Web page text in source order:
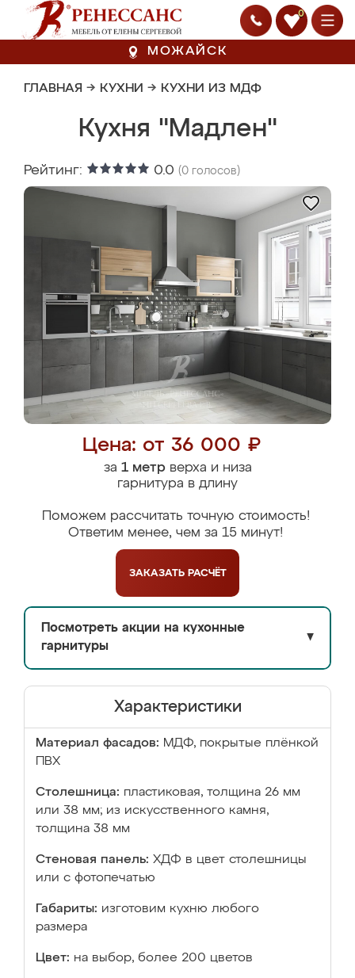
0
МОЖАЙСК
ГЛАВНАЯ → КУХНИ → КУХНИ ИЗ МДФ
Кухня "Мадлен"
Рейтинг: 0.0 (0 голосов)
Цена: от 36 000 ₽
за 1 метрверха и низа
гарнитура в длину
Поможем рассчитать точную стоимость!
Ответим менее, чем за 15 минут!
ЗАКАЗАТЬ РАСЧЁТ
Посмотреть акции на кухонные
гарнитуры
▼
Характеристики
Материал фасадов: МДФ, покрытые плёнкой
ПВХ
Столешница: пластиковая, толщина 26 мм
или 38 мм; из искусственного камня,
толщина 38 мм
Стеновая панель: ХДФ в цвет столешницы
или с фотопечатью
Габариты: изготовим кухню любого
размера
Цвет: на выбор, более 200 цветов